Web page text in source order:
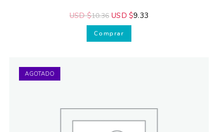
USD $10.36 USD $9.33
Comprar
consejos.